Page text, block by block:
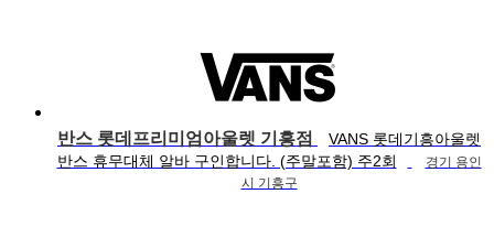
반스 롯데프리미엄아울렛 기흥점
VANS 롯데기흥아울렛
반스 휴무대체 알바 구인합니다. (주말포함) 주2회
경기 용인
시 기흥구